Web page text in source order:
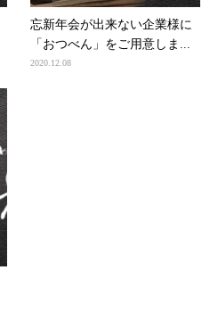
忘新年会が出来ない企業様に
「おつべん」をご用意しま...
2020.12.08